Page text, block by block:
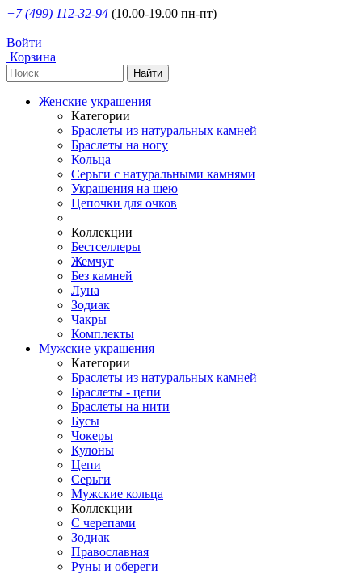
+7 (499) 112-32-94 (10.00-19.00 пн-пт)
Войти
Корзина
Женские украшения
Категории
Браслеты из натуральных камней
Браслеты на ногу
Кольца
Серьги с натуральными камнями
Украшения на шею
Цепочки для очков
Коллекции
Бестселлеры
Жемчуг
Без камней
Луна
Зодиак
Чакры
Комплекты
Мужские украшения
Категории
Браслеты из натуральных камней
Браслеты - цепи
Браслеты на нити
Бусы
Чокеры
Кулоны
Цепи
Серьги
Мужские кольца
Коллекции
С черепами
Зодиак
Православная
Руны и обереги